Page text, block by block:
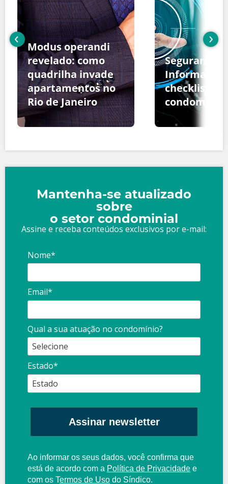
Modus operandi
revelado: como
quadrilha invade
apartamentos no
Rio de Janeiro
Segurança
Informação:
checklist
‹ ›
Mantenha-se atualizado
sobre
o setor condominial
Assine e receba conteúdos exclusivos por e-mail:
Nome*
Email*
Qual a sua atuação no condomínio?
Estado*
Assinar newsletter
Ao informar os seus dados, você confirma que
está de acordo com a Política de Privacidade e
com os Termos de Uso do Síndico.